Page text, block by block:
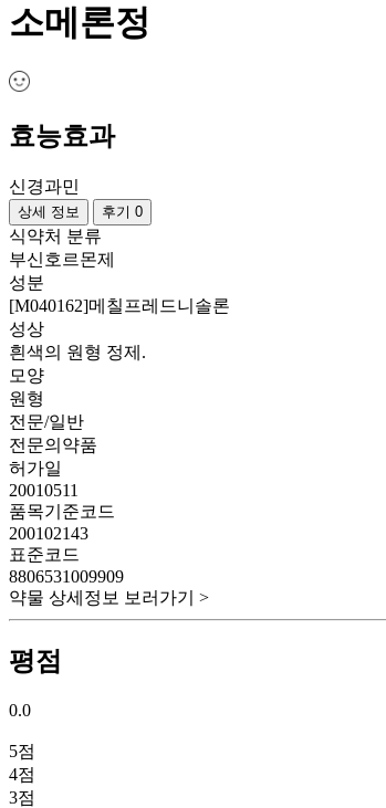
소메론정
효능효과
신경과민
상세 정보 후기 0
식약처 분류
부신호르몬제
성분
[M040162]메칠프레드니솔론
성상
흰색의 원형 정제.
모양
원형
전문/일반
전문의약품
허가일
20010511
품목기준코드
200102143
표준코드
8806531009909
약물 상세정보 보러가기 >
평점
0.0
5점
4점
3점